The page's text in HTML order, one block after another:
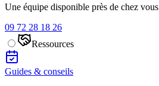
Une équipe disponible près de chez vous
09 72 28 18 26
Ressources
Guides & conseils